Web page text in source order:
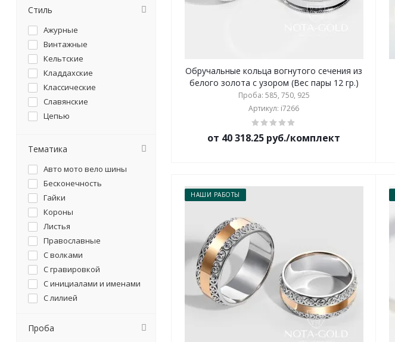
Обручальные кольца вогнутого сечения из
белого золота с узором (Вес пары 12 гр.)
Проба: 585, 750, 925
Артикул: i7266
от 40 318.25 руб./комплект
НАШИ РАБОТЫ
Стиль
Ажурные
Винтажные
Кельтские
Кладдахские
Классические
Славянские
Цепью
Тематика
Авто мото вело шины
Бесконечность
Гайки
Короны
Листья
Православные
С волками
С гравировкой
С инициалами и именами
С лилией
С плетением косички
Проба